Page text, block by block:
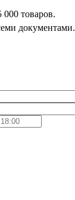
000 товаров.
документами.